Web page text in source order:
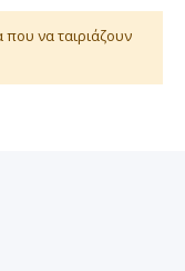
να ταιριάζουν